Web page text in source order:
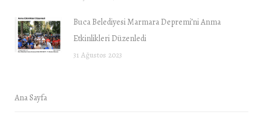
Buca Belediyesi Marmara Depremi’ni Anma
Etkinlikleri Düzenledi
31 Ağustos 2023
Ana Sayfa